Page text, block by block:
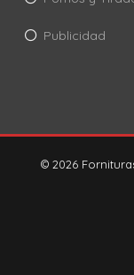
Publicidad
© 2026